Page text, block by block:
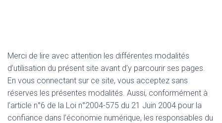
Merci de lire avec attention les différentes modalités
d’utilisation du présent site avant d’y parcourir ses pages.
En vous connectant sur ce site, vous acceptez sans
réserves les présentes modalités. Aussi, conformément à
l’article n°6 de la Loi n°2004-575 du 21 Juin 2004 pour la
confiance dans l’économie numérique, les responsables du